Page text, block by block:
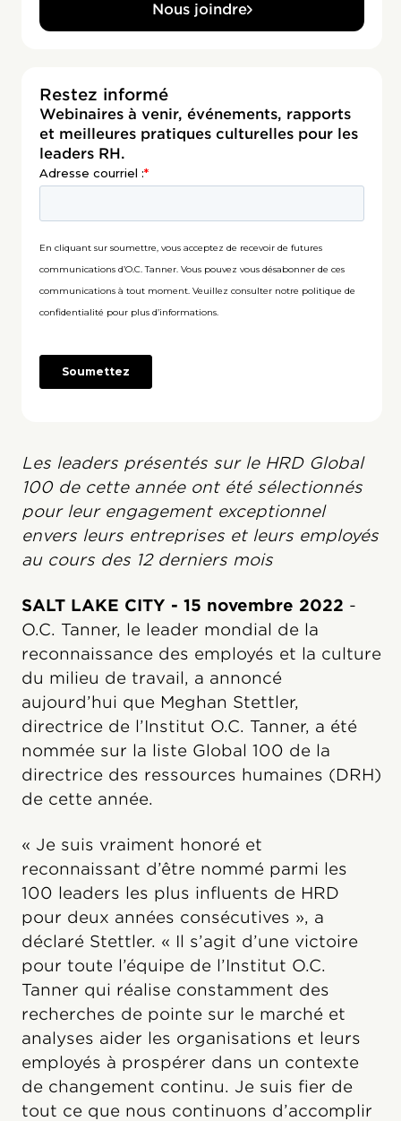
Nous joindre
Restez informé
Webinaires à venir, événements, rapports
et meilleures pratiques culturelles pour les
leaders RH.
Les leaders présentés sur le HRD Global
100 de cette année ont été sélectionnés
pour leur engagement exceptionnel
envers leurs entreprises et leurs employés
au cours des 12 derniers mois
SALT LAKE CITY - 15 novembre 2022 -
O.C. Tanner, le leader mondial de la
reconnaissance des employés et la culture
du milieu de travail, a annoncé
aujourd’hui que Meghan Stettler,
directrice de l’Institut O.C. Tanner, a été
nommée sur la liste Global 100 de la
directrice des ressources humaines (DRH)
de cette année.
« Je suis vraiment honoré et
reconnaissant d’être nommé parmi les
100 leaders les plus influents de HRD
pour deux années consécutives », a
déclaré Stettler. « Il s’agit d’une victoire
pour toute l’équipe de l’Institut O.C.
Tanner qui réalise constamment des
recherches de pointe sur le marché et
analyses aider les organisations et leurs
employés à prospérer dans un contexte
de changement continu. Je suis fier de
tout ce que nous continuons d’accomplir